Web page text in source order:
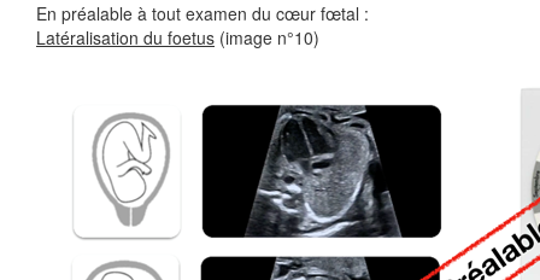
En préalable à tout examen du cœur fœtal :
Latéralisation du foetus (image n°10)